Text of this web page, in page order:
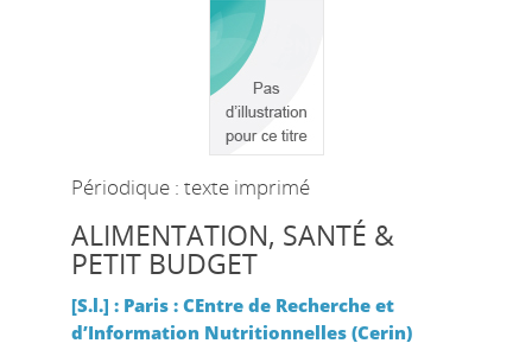
Périodique : texte imprimé
ALIMENTATION, SANTÉ &
PETIT BUDGET
[S.l.] : Paris : CEntre de Recherche et
d’Information Nutritionnelles (Cerin)